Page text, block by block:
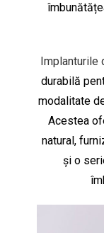
Implanturile
durabilă
modalitate
Acestea
natural,
și o